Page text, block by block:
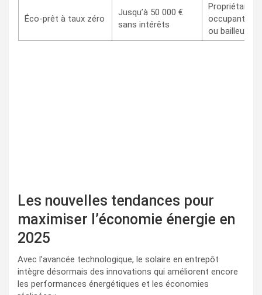
Éco-prêt à taux zéro
Jusqu’à 50 000 €
sans intérêts
Propriétaires
occupants
ou bailleurs
Les nouvelles tendances pour
maximiser l’économie énergie en
2025
Avec l’avancée technologique, le solaire en entrepôt
intègre désormais des innovations qui améliorent encore
les performances énergétiques et les économies